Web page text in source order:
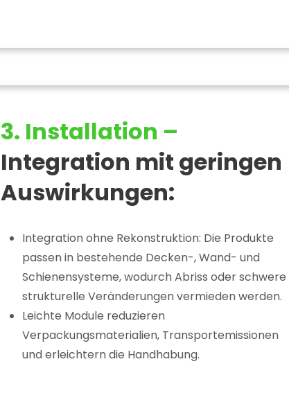
3. Installation –
Integration mit geringen
Auswirkungen:
Integration ohne Rekonstruktion: Die Produkte
passen in bestehende Decken-, Wand- und
Schienensysteme, wodurch Abriss oder schwere
strukturelle Veränderungen vermieden werden.
Leichte Module reduzieren
Verpackungsmaterialien, Transportemissionen
und erleichtern die Handhabung.